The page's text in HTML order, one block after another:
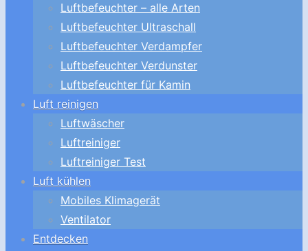
Luftbefeuchter – alle Arten
Luftbefeuchter Ultraschall
Luftbefeuchter Verdampfer
Luftbefeuchter Verdunster
Luftbefeuchter für Kamin
Luft reinigen
Luftwäscher
Luftreiniger
Luftreiniger Test
Luft kühlen
Mobiles Klimagerät
Ventilator
Entdecken